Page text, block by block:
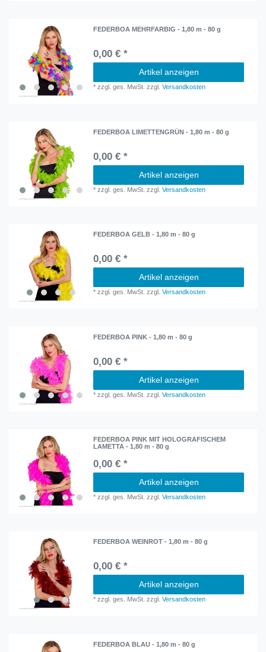
FEDERBOA MEHRFARBIG - 1,80 m - 80 g
0,00 € *
Artikel anzeigen
*zzgl. ges. MwSt. zzgl.Versandkosten
FEDERBOA LIMETTENGRÜN - 1,80 m - 80 g
0,00 € *
Artikel anzeigen
*zzgl. ges. MwSt. zzgl.Versandkosten
FEDERBOA GELB - 1,80 m - 80 g
0,00 € *
Artikel anzeigen
*zzgl. ges. MwSt. zzgl.Versandkosten
FEDERBOA PINK - 1,80 m - 80 g
0,00 € *
Artikel anzeigen
*zzgl. ges. MwSt. zzgl.Versandkosten
FEDERBOA PINK MIT HOLOGRAFISCHEM
LAMETTA - 1,80 m - 80 g
0,00 € *
Artikel anzeigen
*zzgl. ges. MwSt. zzgl.Versandkosten
FEDERBOA WEINROT - 1,80 m - 80 g
0,00 € *
Artikel anzeigen
*zzgl. ges. MwSt. zzgl.Versandkosten
FEDERBOA BLAU - 1,80 m - 80 g